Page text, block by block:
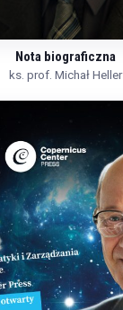
Nota biograficzna
ks. prof. Michał Heller